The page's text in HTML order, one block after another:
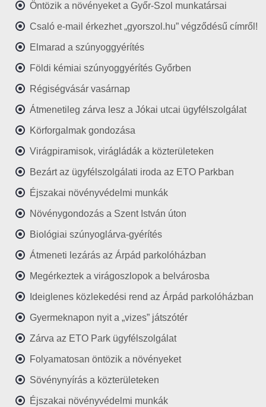
Öntözik a növényeket a Győr-Szol munkatársai
Csaló e-mail érkezhet „gyorszol.hu” végződésű címről!
Elmarad a szúnyoggyérítés
Földi kémiai szúnyoggyérítés Győrben
Régiségvásár vasárnap
Átmenetileg zárva lesz a Jókai utcai ügyfélszolgálat
Körforgalmak gondozása
Virágpiramisok, virágládák a közterületeken
Bezárt az ügyfélszolgálati iroda az ETO Parkban
Éjszakai növényvédelmi munkák
Növénygondozás a Szent István úton
Biológiai szúnyoglárva-gyérítés
Átmeneti lezárás az Árpád parkolóházban
Megérkeztek a virágoszlopok a belvárosba
Ideiglenes közlekedési rend az Árpád parkolóházban
Gyermeknapon nyit a „vizes” játszótér
Zárva az ETO Park ügyfélszolgálat
Folyamatosan öntözik a növényeket
Sövénynyírás a közterületeken
Éjszakai növényvédelmi munkák